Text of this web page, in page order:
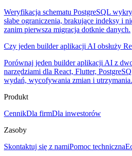
Weryfikacja schematu PostgreSQL
słabe ograniczenia, brakujące indeksy i
zanim pierwsza migracja dotknie danych.
Czy jeden builder aplikacji AI obsłuży
Porównaj jeden builder aplikacji AI z
narzędziami dla React, Flutter,
wydań, wycofywania zmian i utrzymania.
Produkt
CennikDla firmDla inwestorów
Zasoby
Skontaktuj się z namiPomoc techniczna